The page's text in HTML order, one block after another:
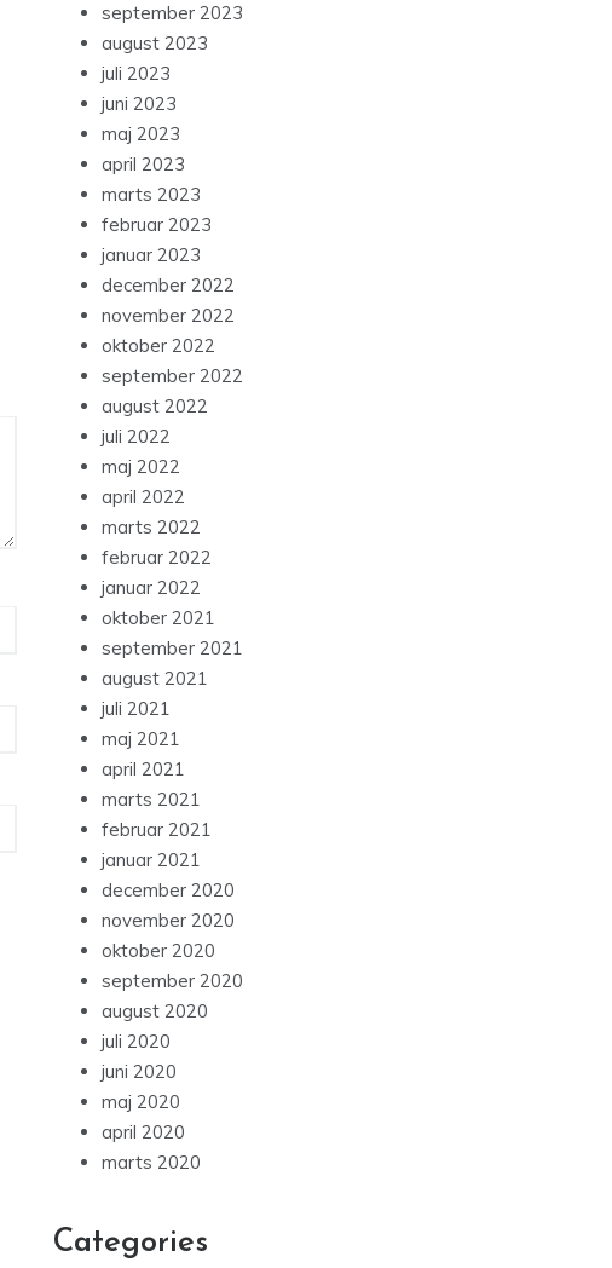
september 2023
august 2023
juli 2023
juni 2023
maj 2023
april 2023
marts 2023
februar 2023
januar 2023
december 2022
november 2022
oktober 2022
september 2022
august 2022
juli 2022
maj 2022
april 2022
marts 2022
februar 2022
januar 2022
oktober 2021
september 2021
august 2021
juli 2021
maj 2021
april 2021
marts 2021
februar 2021
januar 2021
december 2020
november 2020
oktober 2020
september 2020
august 2020
juli 2020
juni 2020
maj 2020
april 2020
marts 2020
Categories